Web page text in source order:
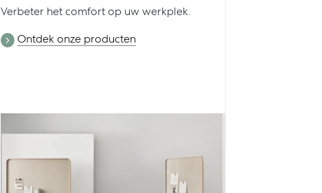
Verbeter het comfort op uw werkplek.
Ontdek onze producten